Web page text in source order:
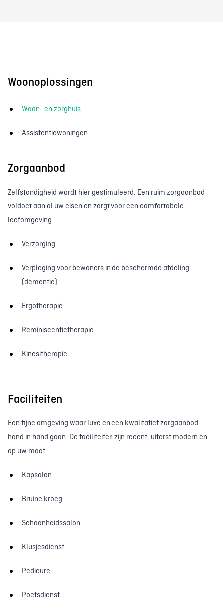
Woonoplossingen
Woon- en zorghuis
Assistentiewoningen
Zorgaanbod
Zelfstandigheid wordt hier gestimuleerd. Een ruim zorgaanbod
voldoet aan al uw eisen en zorgt voor een comfortabele
leefomgeving
Verzorging
Verpleging voor bewoners in de beschermde afdeling
(dementie)
Ergotherapie
Reminiscentietherapie
Kinesitherapie
Faciliteiten
Een fijne omgeving waar luxe en een kwalitatief zorgaanbod
hand in hand gaan. De faciliteiten zijn recent, uiterst modern en
op uw maat.
Kapsalon
Bruine kroeg
Schoonheidssalon
Klusjesdienst
Pedicure
Poetsdienst